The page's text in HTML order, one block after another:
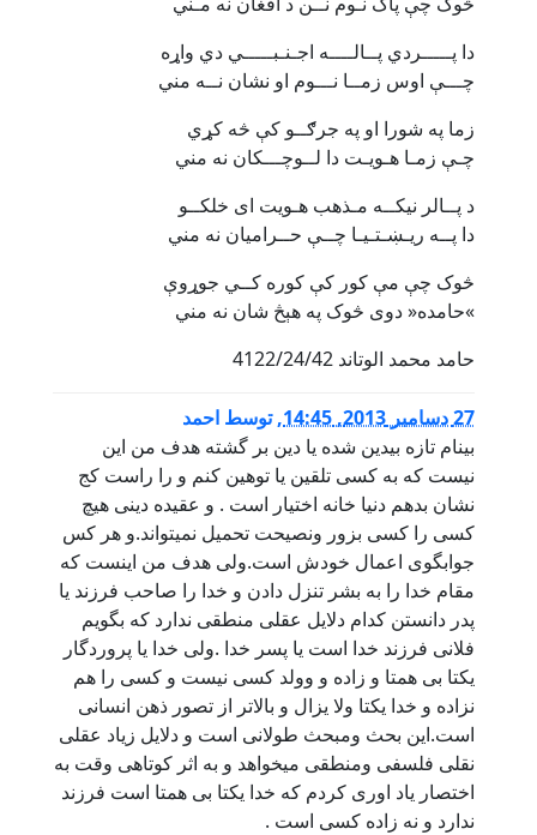
دا پـــــردي پــالــــه اجـنـبـــــي دي واړه
چـــې اوس زمــا نـــوم او نشان نــه مني
زما په شورا او په جرګــو کې څه کړي
چـې زمـا هـويـت دا لــوچـــکان نه مني
د پــالر نيکــه مـذهب هـويت ای خلکــو
دا پــه ريـښـتـيـا چــې حــراميان نه مني
څوک چې مې کور کې کوره کــي جوړوې
»حامده« دوی څوک په هېڅ شان نه مني
حامد محمد الوتاند 4122/24/42
27 دسامبر 2013, 14:45 ,توسط احمد
بینام تازه بیدین شده یا دین بر گشته هدف من این
نیست که به کسی تلقین یا توهین کنم و را راست کج
نشان بدهم دنیا خانه اختیار است . و عقیده دینی هیچ
کسی را کسی بزور ونصیحت تحمیل نمیتواند.و هر کس
جوابگوی اعمال خودش است.ولی هدف من اینست که
مقام خدا را به بشر تنزل دادن و خدا را صاحب فرزند یا
پدر دانستن کدام دلایل عقلی منطقی ندارد که بگویم
فلانی فرزند خدا است یا پسر خدا .ولی خدا یا پروردگار
یکتا بی همتا و زاده و وولد کسی نیست و کسی را هم
نزاده و خدا یکتا ولا یزال و بالاتر از تصور ذهن انسانی
است.این بحث ومبحث طولانی است و دلایل زیاد عقلی
نقلی فلسفی ومنطقی میخواهد و به اثر کوتاهی وقت به
اختصار یاد اوری کردم که خدا یکتا بی همتا است فرزند
ندارد و نه زاده کسی است .